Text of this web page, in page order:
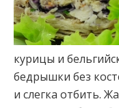
курицы и
бедрышки без
и слегка отбить.